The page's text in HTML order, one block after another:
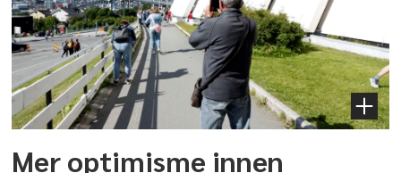
Mer optimisme innen